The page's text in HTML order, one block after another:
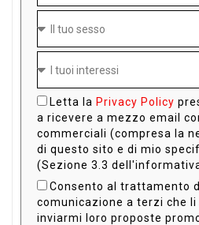
Letta la Privacy Policy
a ricevere a mezzo email
commerciali (compresa la
di questo sito e di mio
(Sezione 3.3
Consento al trattamento
comunicazione a terzi che li
inviarmi loro proposte